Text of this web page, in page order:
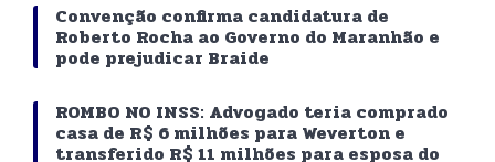
Convenção confirma candidatura de
Roberto Rocha ao Governo do Maranhão e
pode prejudicar Braide
ROMBO NO INSS: Advogado teria comprado
casa de R$ 6 milhões para Weverton e
transferido R$ 11 milhões para esposa do